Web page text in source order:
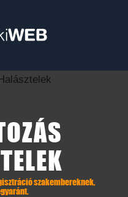
szakembereknek,